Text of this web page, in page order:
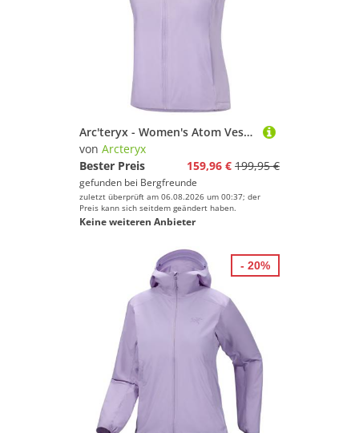
Arc'teryx - Women's Atom Vest - Kunstfaserweste Gr XL lila
von Arcteryx
Bester Preis
159,96 € 199,95 €
gefunden bei Bergfreunde
zuletzt überprüft am 06.08.2026 um 00:37; der
Preis kann sich seitdem geändert haben.
Keine weiteren Anbieter
- 20%